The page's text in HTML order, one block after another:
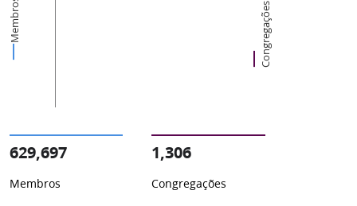
Membros Congregações
629,697
Membros
1,306
Congregações